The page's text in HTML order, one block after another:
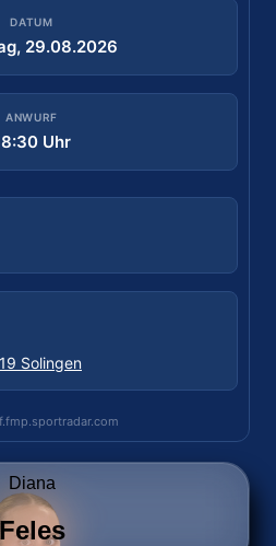
DATUM
29.08.2026
ANWURF
Uhr
Solingen
DATUM
05.09.2026
ANWURF
Uhr
Brücke 2, 93051 Regensburg
Diana